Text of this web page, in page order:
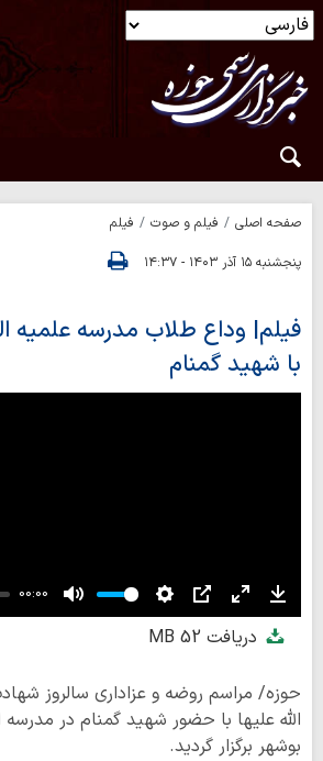
صفحه اصلی فیلم و صوت
فیلم
پنجشنبه ۱۵ آذر ۱۴۰۳ - ۱۴:۳۷
فیلم| وداع طلاب مدرسه علمیه
با شهید گمنام
00:00
Mute Settings
PIP Enter
fullscreenدریافت 52 MB
حوزه/ مراسم روضه و عزاداری سالروز
الله علیها با حضور شهید گمنام در مدرسه
بوشهر برگزار گردید.